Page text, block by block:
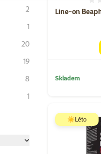
2
1
20
19
8
1
Line-on
Skladem
☀️Léto